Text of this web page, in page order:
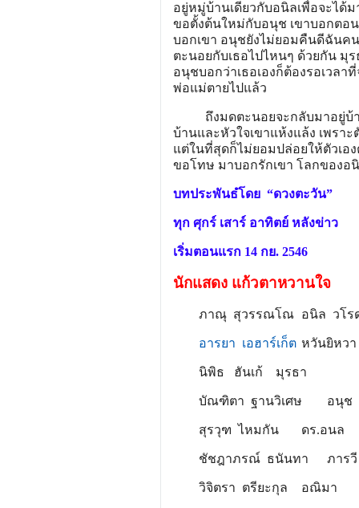
อยู่หมู่บ้านเดียวกับอนิลเพื่อจะได้
ขอตั้งต้นใหม่กับอนุช เขาบอกตอน
บอกเขา อนุชยังไม่ยอมคืนดีฉันค
ตะนอยกับเธอไปไหนๆ ด้วยกัน มุ
อนุชบอกว่าเธอเองก็ต้องรอเวล
พ่อแม่ตายไปแล้ว
ถึงมดตะนอยจะกลับมาอยู่บ้าน
บ้านและหัวใจเขาแห้งแล้ง เพรา
แต่ในที่สุดก็ไม่ยอมปล่อยให้ตัวเอ
ขอโทษ มาบอกรักเขา โลกของอ
บทประพันธํโดย “ดวงตะวัน”
ทุก ศุกร์ เสาร์ อาทิตย์ หลังข่าว
เริ่มตอนแรก 14 กย. 2546
นักแสดง แก้วตาหวานใจ
ภาณุ สุวรรณโณ อนิล วโร
อารยา เอฮาร์เก็ต หวันยิหวา
นิพิธ ฮันเก้ มุรธา
บัณฑิตา ฐานวิเศษ อนุช
สุรวุฑ ไหมกัน ดร.อนล
ชัชฎาภรณ์ ธนันทา ภารวี
วิจิตรา ตรียะกุล อณิมา